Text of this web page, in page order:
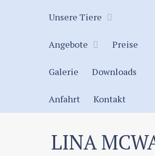
Unsere Tiere
Angebote Preise
Galerie Downloads
Anfahrt Kontakt
LINA